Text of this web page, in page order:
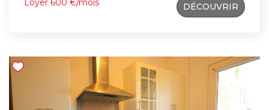
contacter Vincent Gomez au 06.68.89.50.60 (Garant
obligatoire) IDEAL POUR UN ETUDIANT.
Loyer 600 €/mois
DÉCOUVRIR